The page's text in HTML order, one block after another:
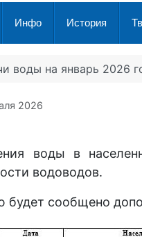
Инфо История
воды на январь 2026
2026
воды в
водоводов.
будет сообщено